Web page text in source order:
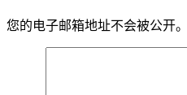
您的电子邮箱地址不会被公开。